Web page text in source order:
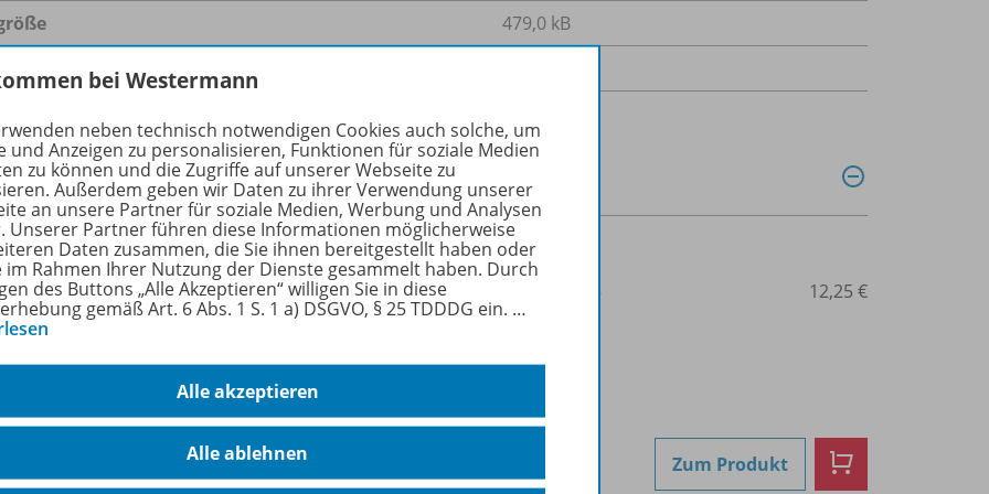
479,0 kB
zu folgenden Werken
Camden Market Junior
Workbook 4 mit Audio-CD
12,25 €
Zum Produkt
bei Westermann
neben technisch notwendigen Cookies auch solche, um
und Anzeigen zu personalisieren, Funktionen für soziale Medien
zu können und die Zugriffe auf unserer Webseite zu
Außerdem geben wir Daten zu ihrer Verwendung unserer
an unsere Partner für soziale Medien, Werbung und Analysen
Unserer Partner führen diese Informationen möglicherweise
Daten zusammen, die Sie ihnen bereitgestellt haben oder
im Rahmen Ihrer Nutzung der Dienste gesammelt haben. Durch
des Buttons „Alle Akzeptieren“ willigen Sie in diese
gemäß Art. 6 Abs. 1 S. 1 a) DSGVO, § 25 TDDDG ein. …
Alle akzeptieren
Alle ablehnen